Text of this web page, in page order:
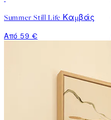
Summer Still Life Καμβάς
Από 59 €